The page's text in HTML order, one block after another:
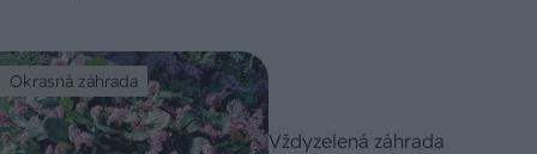
Okrasná záhrada
Vždyzelená záhrada